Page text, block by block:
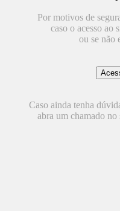
Por motivos de
caso o acesso ao
ou se não
Caso ainda tenha
abra um chamado